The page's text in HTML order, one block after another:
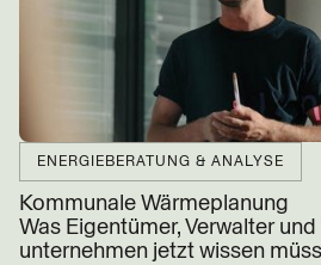
Kommunale Wärmeplanung
Was Eigentümer, Verwalter
unternehmen jetzt wissen
ENERGIEBERATUNG & ANALYSE